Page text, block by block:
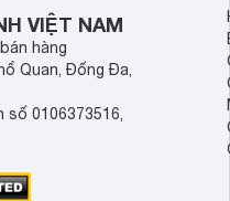
VIỆT NAM
hàng
Quan, Đống Đa,
số 0106373516,